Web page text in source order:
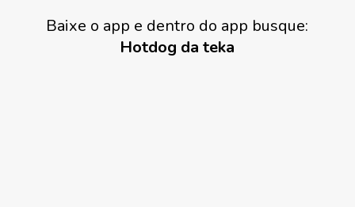
Baixe o app e dentro do app busque:
Hotdog da teka